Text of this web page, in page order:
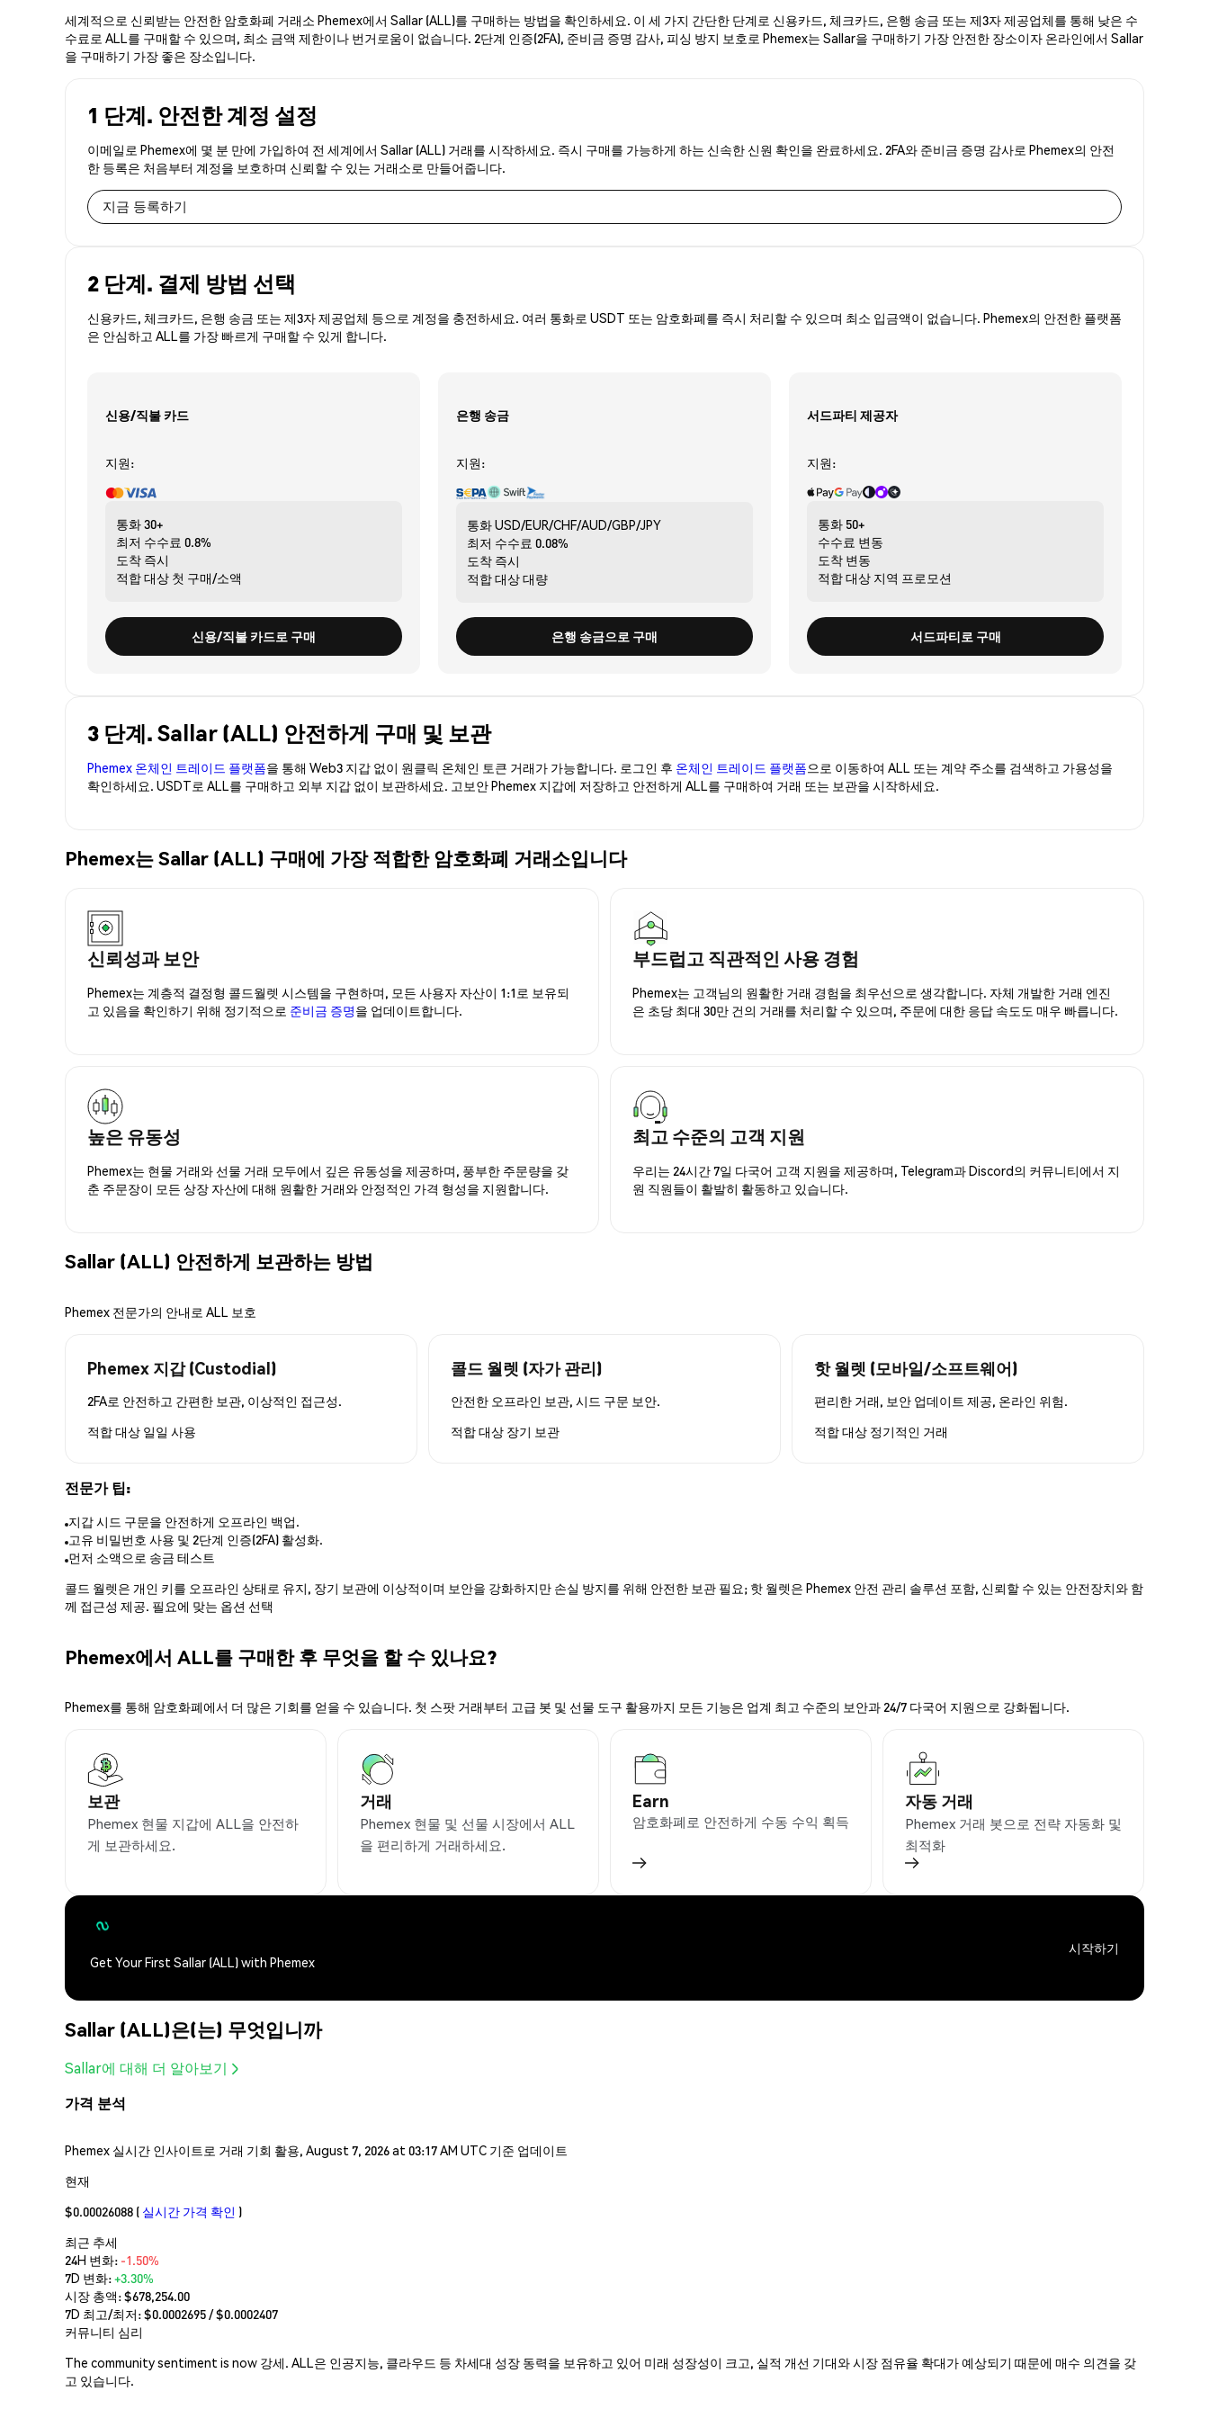
세계적으로 신뢰받는 안전한 암호화폐 거래소 Phemex에서 Sallar (ALL)를 구매하는 방법을 확인하세요. 이 세 가지 간단한 단계로 신용카드, 체크카드, 은행 송금 또는 제3자 제공업체를 통해 낮은 수
수료로 ALL를 구매할 수 있으며, 최소 금액 제한이나 번거로움이 없습니다. 2단계 인증(2FA), 준비금 증명 감사, 피싱 방지 보호로 Phemex는 Sallar을 구매하기 가장 안전한 장소이자 온라인에서 Sallar
을 구매하기 가장 좋은 장소입니다.
1 단계. 안전한 계정 설정
이메일로 Phemex에 몇 분 만에 가입하여 전 세계에서 Sallar (ALL) 거래를 시작하세요. 즉시 구매를 가능하게 하는 신속한 신원 확인을 완료하세요. 2FA와 준비금 증명 감사로 Phemex의 안전
한 등록은 처음부터 계정을 보호하며 신뢰할 수 있는 거래소로 만들어줍니다.
지금 등록하기
2 단계. 결제 방법 선택
신용카드, 체크카드, 은행 송금 또는 제3자 제공업체 등으로 계정을 충전하세요. 여러 통화로 USDT 또는 암호화폐를 즉시 처리할 수 있으며 최소 입금액이 없습니다. Phemex의 안전한 플랫폼
은 안심하고 ALL를 가장 빠르게 구매할 수 있게 합니다.
신용/직불 카드
지원:
통화30+
최저 수수료 0.8%
도착 즉시
적합 대상 첫 구매/소액
신용/직불 카드로 구매
은행 송금
지원:
통화USD/EUR/CHF/AUD/GBP/JPY
최저 수수료 0.08%
도착 즉시
적합 대상대량
은행 송금으로 구매
서드파티 제공자
지원:
통화 50+
수수료 변동
도착 변동
적합 대상 지역 프로모션
서드파티로 구매
3 단계. Sallar (ALL) 안전하게 구매 및 보관
Phemex 온체인 트레이드 플랫폼을 통해 Web3 지갑 없이 원클릭 온체인 토큰 거래가 가능합니다. 로그인 후 온체인 트레이드 플랫폼으로 이동하여 ALL 또는 계약 주소를 검색하고 가용성을
확인하세요. USDT로 ALL를 구매하고 외부 지갑 없이 보관하세요. 고보안 Phemex 지갑에 저장하고 안전하게 ALL를 구매하여 거래 또는 보관을 시작하세요.
Phemex는 Sallar (ALL) 구매에 가장 적합한 암호화폐 거래소입니다
신뢰성과 보안
Phemex는 계층적 결정형 콜드월렛 시스템을 구현하며, 모든 사용자 자산이 1:1로 보유되
고 있음을 확인하기 위해 정기적으로 준비금 증명을 업데이트합니다.
부드럽고 직관적인 사용 경험
Phemex는 고객님의 원활한 거래 경험을 최우선으로 생각합니다. 자체 개발한 거래 엔진
은 초당 최대 30만 건의 거래를 처리할 수 있으며, 주문에 대한 응답 속도도 매우 빠릅니다.
높은 유동성
Phemex는 현물 거래와 선물 거래 모두에서 깊은 유동성을 제공하며, 풍부한 주문량을 갖
춘 주문장이 모든 상장 자산에 대해 원활한 거래와 안정적인 가격 형성을 지원합니다.
최고 수준의 고객 지원
우리는 24시간 7일 다국어 고객 지원을 제공하며, Telegram과 Discord의 커뮤니티에서 지
원 직원들이 활발히 활동하고 있습니다.
Sallar (ALL) 안전하게 보관하는 방법
Phemex 전문가의 안내로 ALL 보호
Phemex 지갑 (Custodial)
2FA로 안전하고 간편한 보관, 이상적인 접근성.
적합 대상 일일 사용
콜드 월렛 (자가 관리)
안전한 오프라인 보관, 시드 구문 보안.
적합 대상 장기 보관
핫 월렛 (모바일/소프트웨어)
편리한 거래, 보안 업데이트 제공, 온라인 위험.
적합 대상 정기적인 거래
전문가 팁:
지갑 시드 구문을 안전하게 오프라인 백업.
고유 비밀번호 사용 및 2단계 인증(2FA) 활성화.
먼저 소액으로 송금 테스트
콜드 월렛은 개인 키를 오프라인 상태로 유지, 장기 보관에 이상적이며 보안을 강화하지만 손실 방지를 위해 안전한 보관 필요; 핫 월렛은 Phemex 안전 관리 솔루션 포함, 신뢰할 수 있는 안전장치와 함
께 접근성 제공. 필요에 맞는 옵션 선택
Phemex에서 ALL를 구매한 후 무엇을 할 수 있나요?
Phemex를 통해 암호화폐에서 더 많은 기회를 얻을 수 있습니다. 첫 스팟 거래부터 고급 봇 및 선물 도구 활용까지 모든 기능은 업계 최고 수준의 보안과 24/7 다국어 지원으로 강화됩니다.
보관
Phemex 현물 지갑에 ALL을 안전하
게 보관하세요.
거래
Phemex 현물 및 선물 시장에서 ALL
을 편리하게 거래하세요.
Earn
암호화폐로 안전하게 수동 수익 획득
자동 거래
Phemex 거래 봇으로 전략 자동화 및
최적화
Get Your First Sallar (ALL) with Phemex
시작하기
Sallar (ALL)은(는) 무엇입니까
Sallar에 대해 더 알아보기
가격 분석
Phemex 실시간 인사이트로 거래 기회 활용, August 7, 2026 at 03:17 AM UTC 기준 업데이트
현재
$0.00026088 ( 실시간 가격 확인 )
최근 추세
24H 변화: -1.50%
7D 변화:+3.30%
시장 총액:$678,254.00
7D 최고/최저: $0.0002695/ $0.0002407
커뮤니티 심리
The community sentiment is now 강세. ALL은 인공지능, 클라우드 등 차세대 성장 동력을 보유하고 있어 미래 성장성이 크고, 실적 개선 기대와 시장 점유율 확대가 예상되기 때문에 매수 의견을 갖
고 있습니다.